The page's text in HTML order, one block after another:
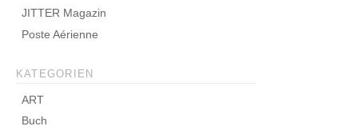
JITTER Magazin
Poste Aérienne
KATEGORIEN
ART
Buch